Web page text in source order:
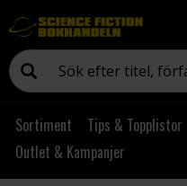
Sortiment Tips & Topplistor
Outlet & Kampanjer